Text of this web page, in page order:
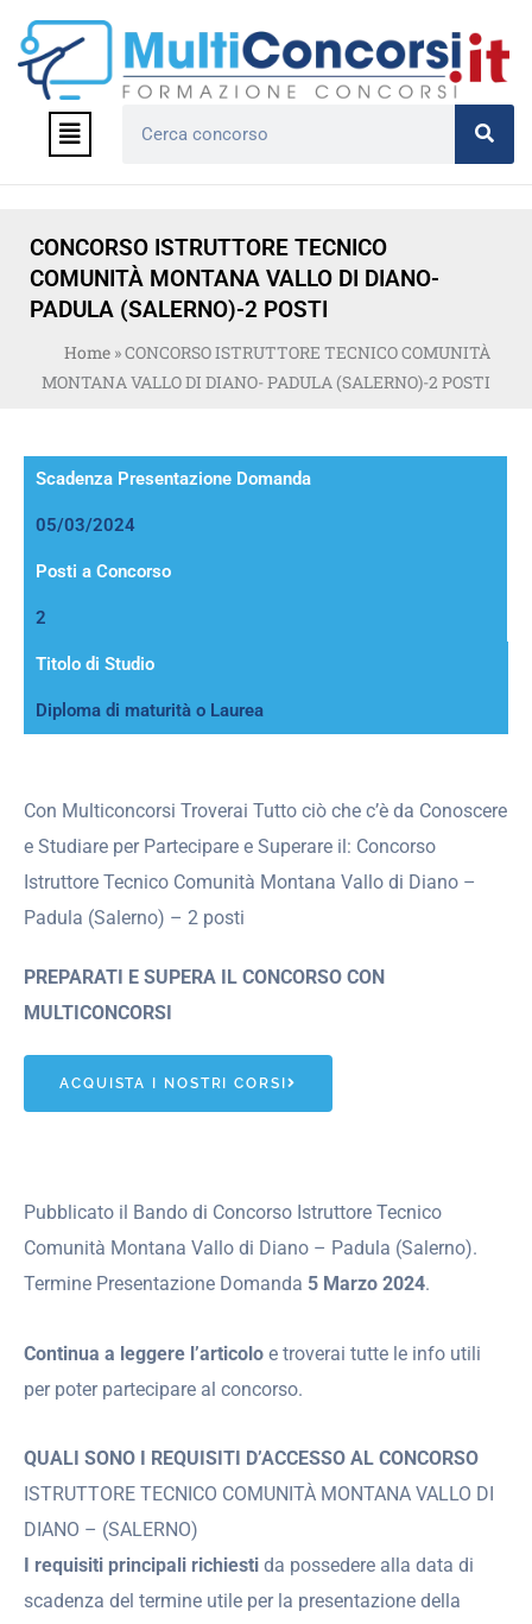
contenuto
Menu
CONCORSO ISTRUTTORE TECNICO
COMUNITÀ MONTANA VALLO DI DIANO-
PADULA (SALERNO)-2 POSTI
Home »CONCORSO ISTRUTTORE TECNICO COMUNITÀ
MONTANA VALLO DI DIANO- PADULA (SALERNO)-2 POSTI
Scadenza Presentazione Domanda
05/03/2024
Posti a Concorso
2
Titolo di Studio
Diploma di maturità o Laurea
Con Multiconcorsi Troverai Tutto ciò che c’è da Conoscere
e Studiare per Partecipare e Superare il: Concorso
Istruttore Tecnico Comunità Montana Vallo di Diano –
Padula (Salerno) – 2 posti
PREPARATI E SUPERA IL CONCORSO CON
MULTICONCORSI
ACQUISTA I NOSTRI CORSI
Pubblicato il Bando di Concorso Istruttore Tecnico
Comunità Montana Vallo di Diano – Padula (Salerno).
Termine Presentazione Domanda 5 Marzo 2024.
Continua a leggere l’articolo e troverai tutte le info utili
per poter partecipare al concorso.
QUALI SONO I REQUISITI D’ACCESSO AL CONCORSO
ISTRUTTORE TECNICO COMUNITÀ MONTANA VALLO DI
DIANO – (SALERNO)
I requisiti principali richiesti da possedere alla data di
scadenza del termine utile per la presentazione della